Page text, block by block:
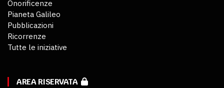
Onorificenze
Pianeta Galileo
Pubblicazioni
Ricorrenze
Tutte le iniziative
AREA RISERVATA